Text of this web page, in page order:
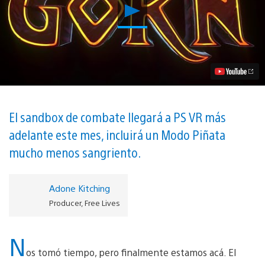
Reproducir
Gorn
Llegará
a
PlayStation
Video
El sandbox de combate llegará a PS VR más
adelante este mes, incluirá un Modo Piñata
mucho menos sangriento.
Adone Kitching
Producer, Free Lives
Nos tomó tiempo, pero finalmente estamos acá. El